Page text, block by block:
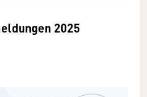
2025